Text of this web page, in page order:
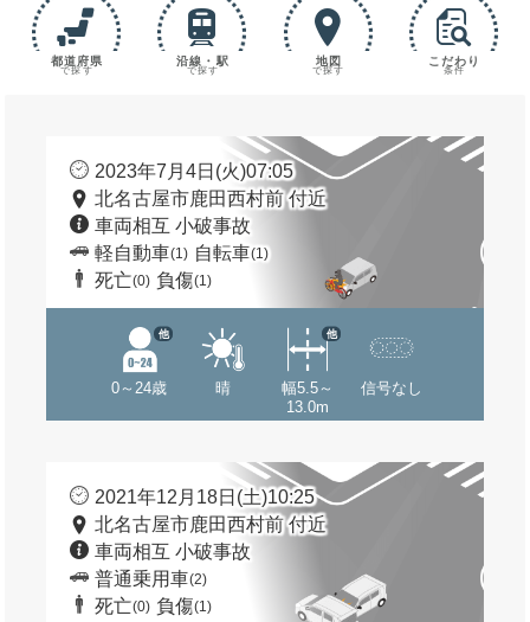
都道府県
で探す
沿線・駅
で探す
地図
で探す
こだわり
条件
2023年7月4日(火)07:05
北名古屋市鹿田西村前 付近
車両相互 小破事故
軽自動車(1) 自転車(1)
死亡(0) 負傷(1)
0～24歳
他
晴
幅5.5～
13.0m
他
信号なし
2021年12月18日(土)10:25
北名古屋市鹿田西村前 付近
車両相互 小破事故
普通乗用車(2)
死亡(0) 負傷(1)